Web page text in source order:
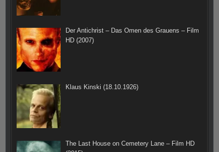
Der Antichrist – Das Omen des Grauens – Film
HD (2007)
Klaus Kinski (18.10.1926)
The Last House on Cemetery Lane – Film HD